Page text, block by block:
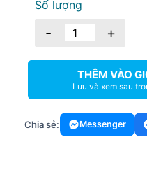
Số lượng
- +
THÊM VÀO
Lưu và xem sau
Chia sẻ: Messenger